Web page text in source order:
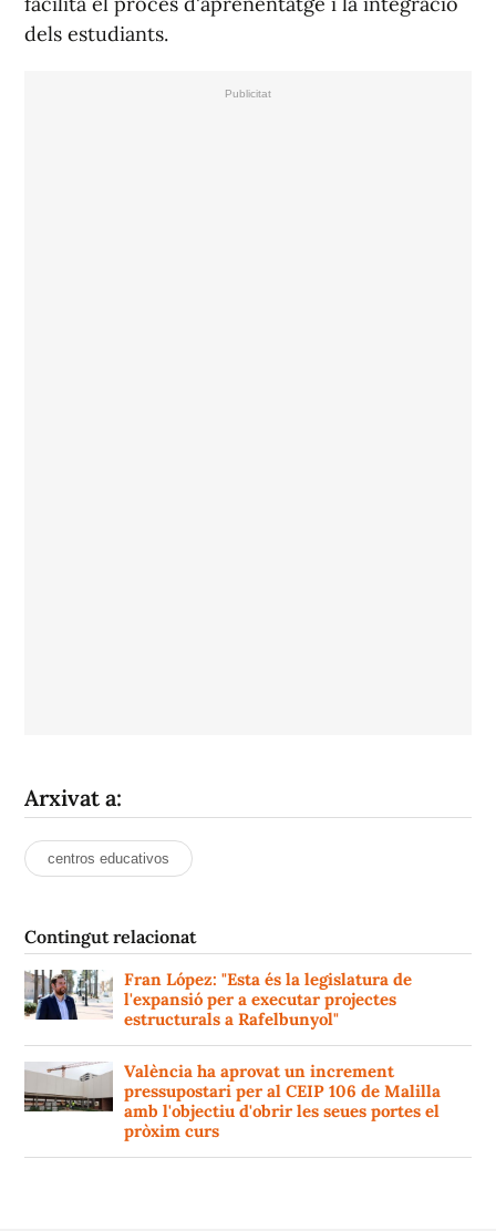
dels estudiants.
Arxivat a:
centros educativos
Contingut relacionat
Fran López: "Esta és la legislatura de
l'expansió per a executar projectes
estructurals a Rafelbunyol"
València ha aprovat un increment
pressupostari per al CEIP 106 de Malilla
amb l'objectiu d'obrir les seues portes el
pròxim curs